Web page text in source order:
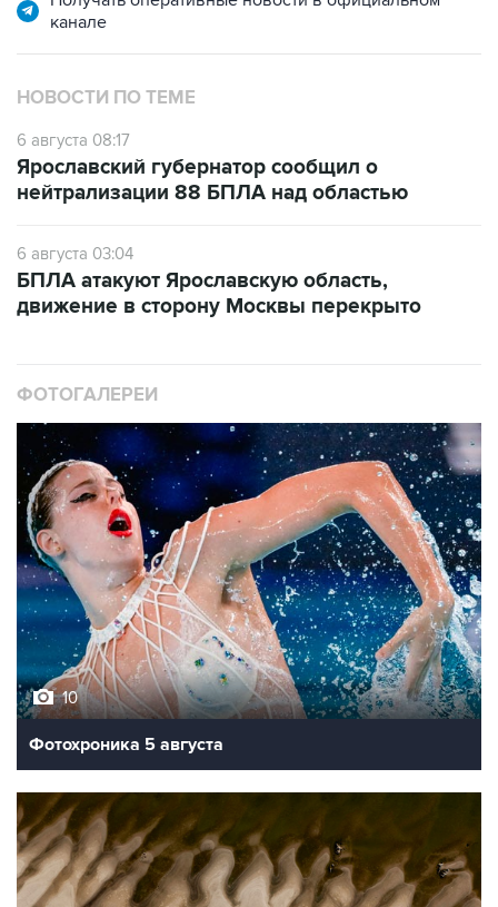
канале
НОВОСТИ ПО ТЕМЕ
6 августа 08:17
Ярославский губернатор сообщил о
нейтрализации 88 БПЛА над областью
6 августа 03:04
БПЛА атакуют Ярославскую область,
движение в сторону Москвы перекрыто
ФОТОГАЛЕРЕИ
10
Фотохроника 5 августа